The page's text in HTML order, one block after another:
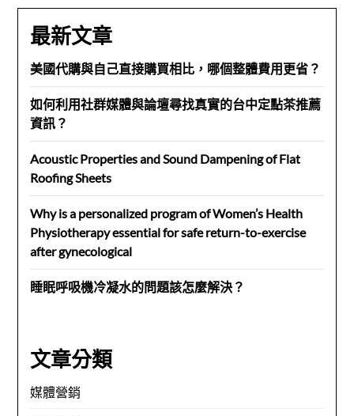
最新文章
美國代購與自己直接購買相比，哪個整體費用更省？
如何利用社群媒體與論壇尋找真實的台中定點茶推薦
資訊？
Acoustic Properties and Sound Dampening of Flat
Roofing Sheets
Why is a personalized program of Women’s Health
Physiotherapy essential for safe return-to-exercise
after gynecological
睡眠呼吸機冷凝水的問題該怎麼解決？
文章分類
媒體營銷